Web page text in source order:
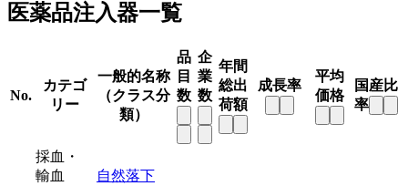
医薬品注入器一覧
No.
カテゴ
リー
一般的名称
（クラス分
類）
品
目
数
企
業
数
年間
総出
荷額
成長率
平均
価格
国産比
率
採血・
輸血
自然落下